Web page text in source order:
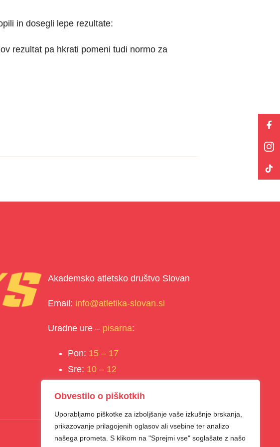
Obvestilo o piškotkih
Uporabljamo piškotke za izboljšanje vaše izkušnje brskanja,
prikazovanje prilagojenih oglasov ali vsebine ter analizo
našega prometa. S klikom na "Sprejmi vse" soglašate z našo
in dosegli lepe rezultate:
rezultat pa hkrati pomeni tudi normo za
Akademsko atletsko društvo Slovan
Email: info@atletika-slovan.si
Uradne ure – pisarna:
Pon: 15 – 17
Sre: 10 – 12